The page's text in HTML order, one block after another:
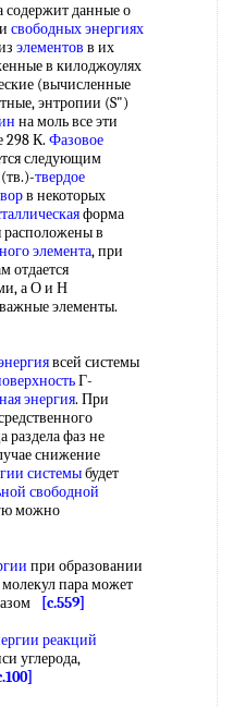
данные о
свободных энергиях
элементов в их
в килоджоулях
(вычисленные
энтропии (S")
на моль все эти
298 К. Фазовое
следующим
твердое
в некоторых
форма
в
элемента, при
отдается
а О и Н
элементы.
всей системы
Г-
энергия. При
раздела фаз не
снижение
системыбудет
свободной
можно
при образовании
пара может
[c.559]
реакций
углерода,